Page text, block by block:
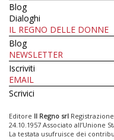
Blog
Dialoghi
IL REGNO DELLE DONNE
Blog
NEWSLETTER
Iscriviti
EMAIL
Scrivici
Editore Il Regno srl
24.10.1957 Associato all’Unione
La testata usufruisce dei